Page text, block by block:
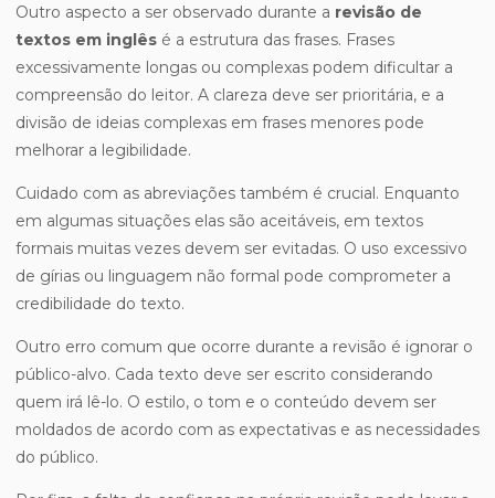
Outro aspecto a ser observado durante a revisão de
textos em inglês é a estrutura das frases. Frases
excessivamente longas ou complexas podem dificultar a
compreensão do leitor. A clareza deve ser prioritária, e a
divisão de ideias complexas em frases menores pode
melhorar a legibilidade.
Cuidado com as abreviações também é crucial. Enquanto
em algumas situações elas são aceitáveis, em textos
formais muitas vezes devem ser evitadas. O uso excessivo
de gírias ou linguagem não formal pode comprometer a
credibilidade do texto.
Outro erro comum que ocorre durante a revisão é ignorar o
público-alvo. Cada texto deve ser escrito considerando
quem irá lê-lo. O estilo, o tom e o conteúdo devem ser
moldados de acordo com as expectativas e as necessidades
do público.